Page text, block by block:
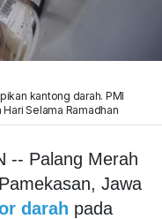
kantong darah. PMI
Selama Ramadhan
-- Palang Merah
Jawa
darah pada